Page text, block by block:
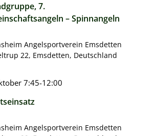
7.
– Spinnangeln
Angelsportverein Emsdetten
22, Emsdetten, Deutschland
7:45-12:00
Angelsportverein Emsdetten